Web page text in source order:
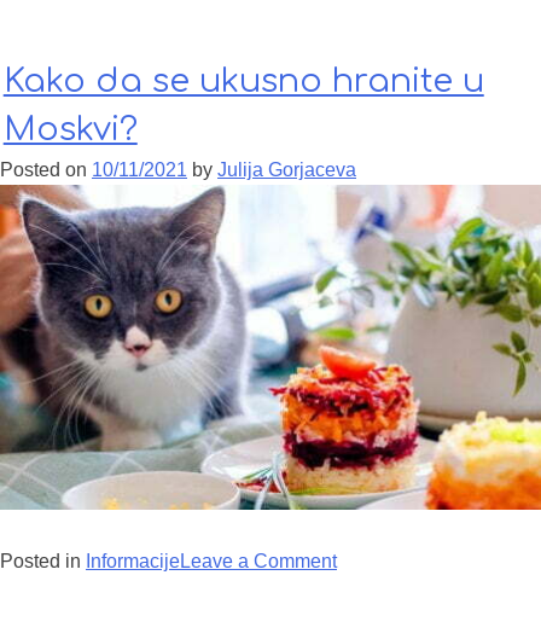
Kako da se ukusno hranite u
Moskvi?
Posted on 10/11/2021 by Julija Gorjaceva
Posted in InformacijeLeave a Commenton Kako da se ukusno